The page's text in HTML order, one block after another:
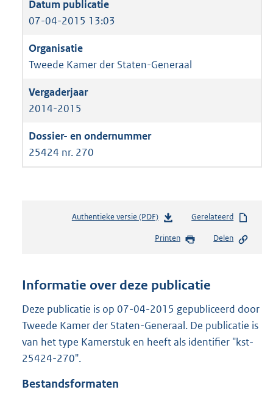
07-04-2015 13:03
Tweede Kamer der Staten-Generaal
2014-2015
25424 nr. 270
Authentieke versie (PDF)b
s
n
s
r
o
Gerelateerd
Printen Delen
Informatie over deze publicatie
Deze publicatie is op 07-04-2015 gepubliceerd door
Tweede Kamer der Staten-Generaal. De publicatie is
van het type Kamerstuk en heeft als identifier "kst-
25424-270".
Bestandsformaten